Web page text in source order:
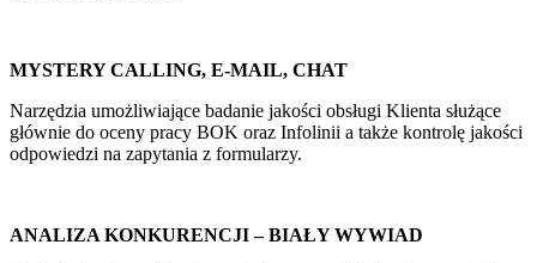
MYSTERY CALLING, E-MAIL, CHAT
Narzędzia umożliwiające badanie jakości obsługi Klienta służące
głównie do oceny pracy BOK oraz Infolinii a także kontrolę jakości
odpowiedzi na zapytania z formularzy.
ANALIZA KONKURENCJI – BIAŁY WYWIAD